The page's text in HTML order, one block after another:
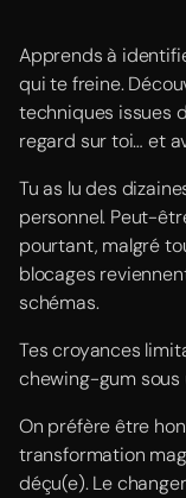
Apprends à
qui te freine.
techniques issues
regard sur toi… et
Tu as lu des
personnel. Peut-
pourtant, malgré
blocages
schémas.
Tes croyances
chewing-gum sous
On préfère être
transformation
déçu(e). Le